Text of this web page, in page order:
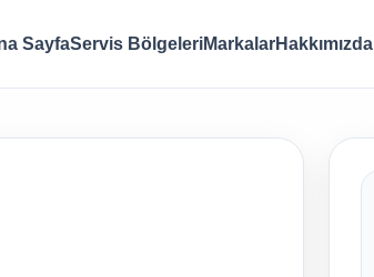
SayfaServis BölgeleriMarkalarHakkımızda